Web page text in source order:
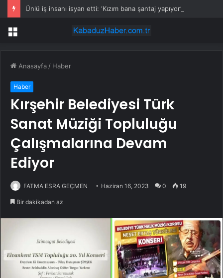
Ünlü iş insanı isyan etti: ‘Kızım bana şantaj yapıyor’
Menü
Anasayfa / Haber
Haber
Kırşehir Belediyesi Türk
Sanat Müziği Topluluğu
Çalışmalarına Devam
Ediyor
FATMA ESRA GEÇMEN Haziran 16, 2023 0 19
Bir dakikadan az